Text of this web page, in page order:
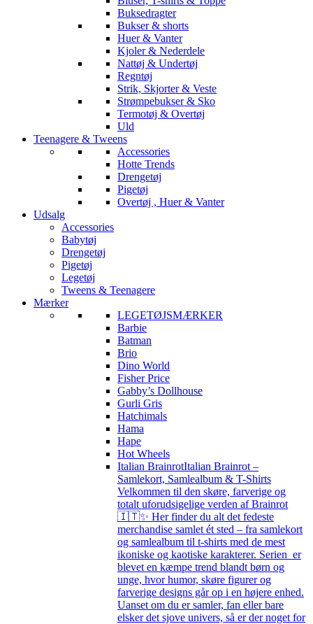
Buksedragter
Bukser & shorts
Huer & Vanter
Kjoler & Nederdele
Nattøj & Undertøj
Regntøj
Strik, Skjorter & Veste
Strømpebukser & Sko
Termotøj & Overtøj
Uld
Teenagere & Tweens
Accessories
Hotte Trends
Drengetøj
Pigetøj
Overtøj , Huer & Vanter
Udsalg
Accessories
Babytøj
Drengetøj
Pigetøj
Legetøj
Tweens & Teenagere
Mærker
LEGETØJSMÆRKER
Barbie
Batman
Brio
Dino World
Fisher Price
Gabby’s Dollhouse
Gurli Gris
Hatchimals
Hama
Hape
Hot Wheels
Italian BrainrotItalian Brainrot –
Samlekort, Samlealbum & T-Shirts
Velkommen til den skøre, farverige og
totalt uforudsigelige verden af Brainrot
🇮🇹✨ Her finder du alt det fedeste
merchandise samlet ét sted – fra samlekort
og samlealbum til t-shirts med de mest
ikoniske og kaotiske karakterer. Serien er
blevet en kæmpe trend blandt børn og
unge, hvor humor, skøre figurer og
farverige designs går op i en højere enhed.
Uanset om du er samler, fan eller bare
elsker det sjove univers, så er der noget for